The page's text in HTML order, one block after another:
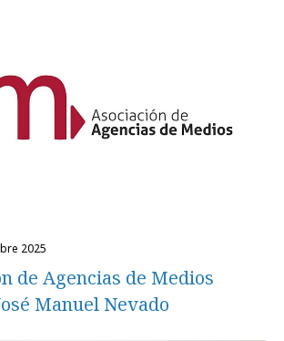
2025
de Agencias de Medios
Manuel Nevado